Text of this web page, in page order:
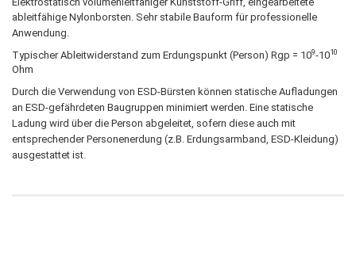
ableitfähige Nylonborsten. Sehr stabile Bauform für professionelle
Anwendung.
Typischer Ableitwiderstand zum Erdungspunkt (Person) Rgp = 109-1010
Ohm
Durch die Verwendung von ESD-Bürsten können statische Aufladungen
an ESD-gefährdeten Baugruppen minimiert werden. Eine statische
Ladung wird über die Person abgeleitet, sofern diese auch mit
entsprechender Personenerdung (z.B. Erdungsarmband, ESD-Kleidung)
ausgestattet ist.